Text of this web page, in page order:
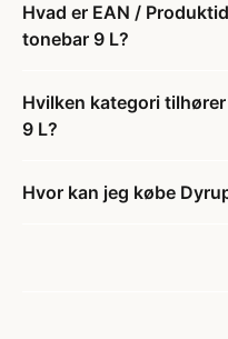
Hvad er EAN /
tonebar 9 L?
Hvilken kategori
9 L?
Hvor kan jeg købe